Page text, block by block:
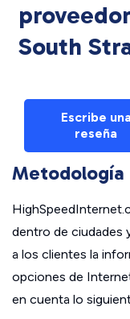
South
Escribe
reseña
Metodología
dentro de ciudades
a los clientes la
opciones de
en cuenta lo